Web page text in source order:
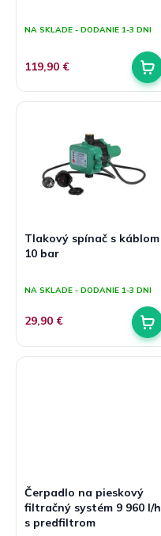
hodnotenie
5,0
5
hviezdičiek.
NA SKLADE - DODANIE 1-3 DNI
119,90 €
Tlakový spínač s káblom
10 bar
hodnotenie
5,0
5
NA SKLADE - DODANIE 1-3 DNI
29,90 €
Čerpadlo na pieskový
filtračný systém 9 960 l/h
s predfiltrom